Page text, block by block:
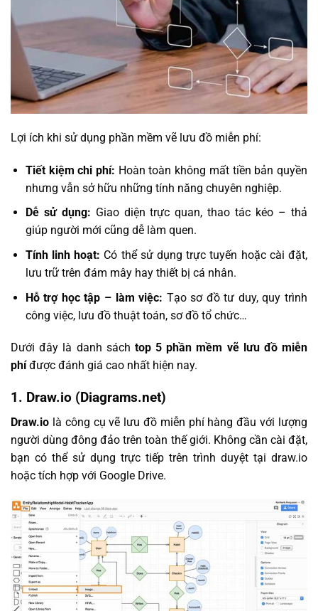
Lợi ích khi sử dụng phần mềm vẽ lưu đồ miễn phí:
Tiết kiệm chi phí: Hoàn toàn không mất tiền bản quyền
nhưng vẫn sở hữu những tính năng chuyên nghiệp.
Dễ sử dụng: Giao diện trực quan, thao tác kéo – thả
giúp người mới cũng dễ làm quen.
Tính linh hoạt: Có thể sử dụng trực tuyến hoặc cài đặt,
lưu trữ trên đám mây hay thiết bị cá nhân.
Hỗ trợ học tập – làm việc: Tạo sơ đồ tư duy, quy trình
công việc, lưu đồ thuật toán, sơ đồ tổ chức…
Dưới đây là danh sách top 5 phần mềm vẽ lưu đồ miễn
phíđược đánh giá cao nhất hiện nay.
1. Draw.io (Diagrams.net)
Draw.io là công cụ vẽ lưu đồ miễn phí hàng đầu với lượng
người dùng đông đảo trên toàn thế giới. Không cần cài đặt,
bạn có thể sử dụng trực tiếp trên trình duyệt tại draw.io
hoặc tích hợp với Google Drive.